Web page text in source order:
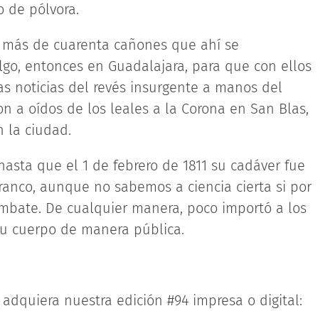
de pólvora.
de cuarenta cañones que ahí se
entonces en Guadalajara, para que con ellos
noticias del revés insurgente a manos del
a oídos de los leales a la Corona en San Blas,
la ciudad.
que el 1 de febrero de 1811 su cadáver fue
aunque no sabemos a ciencia cierta si por
De cualquier manera, poco importó a los
cuerpo de manera pública.
nuestra edición #94 impresa o digital: